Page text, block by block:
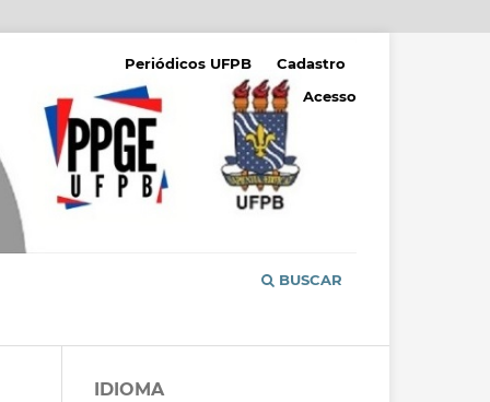
BUSCAR
Periódicos UFPB
Cadastro
Acesso
IDIOMA